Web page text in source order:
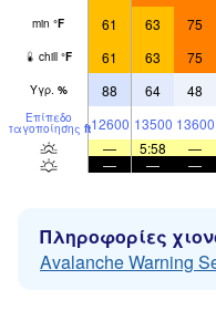
min °F 61 63 75
chill °F 61 63 75
Υγρ. % 88 64 48
Επίπεδο
παγοποίησης ft12600 13500 13600
—
5:58 —
—
— —
Πληροφορίες
Avalanche Warning